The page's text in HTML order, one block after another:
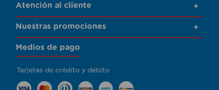
Atención al cliente +
Nuestras promociones +
Medios de pago
Tarjetas de crédito y débito